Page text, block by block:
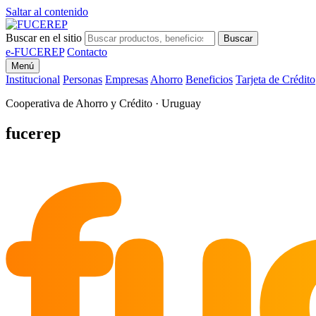
Saltar al contenido
Buscar en el sitio Buscar
e-FUCEREP Contacto
Menú
Institucional Personas Empresas Ahorro Beneficios Tarjeta de Crédito
Cooperativa de Ahorro y Crédito · Uruguay
fucerep